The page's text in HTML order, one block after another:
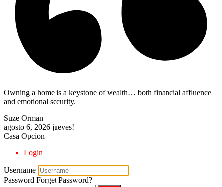
Owning a home is a keystone of wealth… both financial affluence
and emotional security.
Suze Orman
agosto 6, 2026 jueves!
Casa Opcion
Login
Username
Password Forget Password?